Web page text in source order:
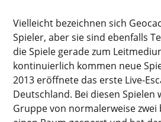
Vielleicht bezeichnen sich
Spieler, aber sie sind ebenfalls
die Spiele gerade zum
kontinuierlich kommen neue
2013 eröffnete das erste Live-
Deutschland. Bei diesen Spielen
Gruppe von normalerweise zwei